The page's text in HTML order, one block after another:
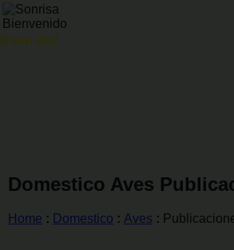
Buen día!
Domestico Aves
Home : Domestico : Aves :